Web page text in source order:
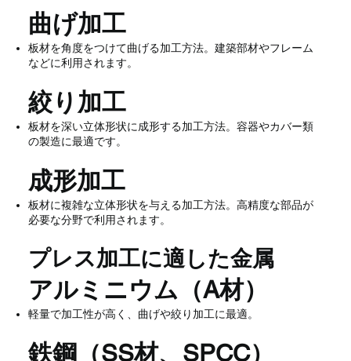
曲げ加工
板材を角度をつけて曲げる加工方法。建築部材やフレーム
などに利用されます。
絞り加工
板材を深い立体形状に成形する加工方法。容器やカバー類
の製造に最適です。
成形加工
板材に複雑な立体形状を与える加工方法。高精度な部品が
必要な分野で利用されます。
プレス加工に適した金属
アルミニウム（A材）
軽量で加工性が高く、曲げや絞り加工に最適。
鉄鋼（SS材、SPCC）